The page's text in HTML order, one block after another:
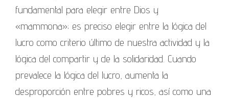
fundamental para elegir entre Dios y
«mammona»; es preciso elegir entre la lógica del
lucro como criterio último de nuestra actividad y la
lógica del compartir y de la solidaridad. Cuando
prevalece la lógica del lucro, aumenta la
desproporción entre pobres y ricos, así como una